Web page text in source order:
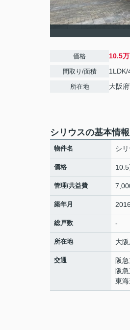
価格 10.5
間取り/面積 1LDK/
所在地 大阪府
シリウスの基本情報
物件名 シ
価格 10.5
管理/共益費
築年月
総戸数 -
所在地 大
交通 阪
阪
東